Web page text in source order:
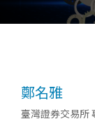
鄭名雅
臺灣證券交易所